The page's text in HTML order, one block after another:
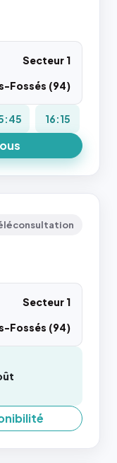
Secteur 1
Fossés (94)
16:15
Secteur 1
Fossés (94)